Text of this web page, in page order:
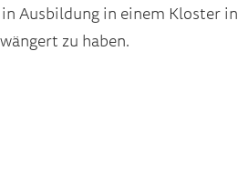
Ausbildung in einem Kloster in
zu haben.